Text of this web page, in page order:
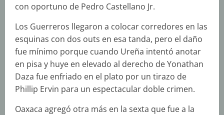
con oportuno de Pedro Castellano Jr.
Los Guerreros llegaron a colocar corredores en las
esquinas con dos outs en esa tanda, pero el daño
fue mínimo porque cuando Ureña intentó anotar
en pisa y huye en elevado al derecho de Yonathan
Daza fue enfriado en el plato por un tirazo de
Phillip Ervin para un espectacular doble crimen.
Oaxaca agregó otra más en la sexta que fue a la